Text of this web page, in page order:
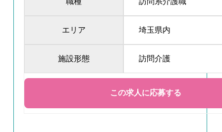
エリア 埼玉県内
施設形態 訪問介護